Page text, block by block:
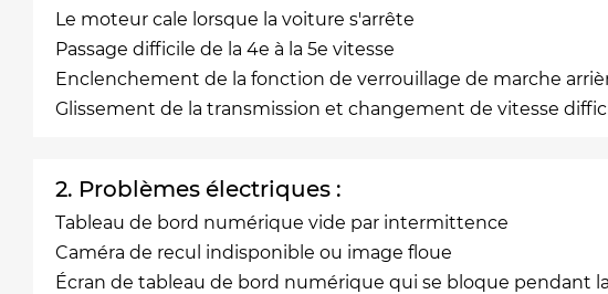
Le moteur cale lorsque la voiture s'arrête
Passage difficile de la 4e à la 5e vitesse
Enclenchement de la fonction de verrouillage de marche
Glissement de la transmission et changement de vitesse
2. Problèmes électriques :
Tableau de bord numérique vide par intermittence
Caméra de recul indisponible ou image floue
Écran de tableau de bord numérique qui se bloque pendant